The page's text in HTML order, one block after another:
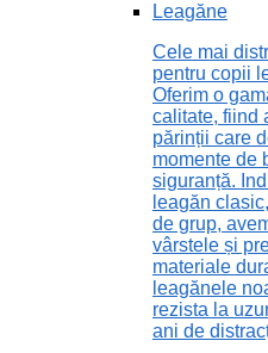
Leagăne
Cele mai
pentru copii
Oferim o
calitate, fiind
părinții care
momente de
siguranță.
leagăn
de grup,
vârstele și
materiale
leagănele
rezista la
ani de